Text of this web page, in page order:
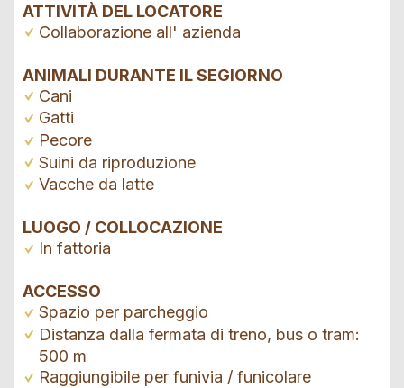
ATTIVITÀ DEL LOCATORE
Collaborazione all' azienda
ANIMALI DURANTE IL SEGIORNO
Cani
Gatti
Pecore
Suini da riproduzione
Vacche da latte
LUOGO / COLLOCAZIONE
In fattoria
ACCESSO
Spazio per parcheggio
Distanza dalla fermata di treno, bus o tram:
500 m
Raggiungibile per funivia / funicolare